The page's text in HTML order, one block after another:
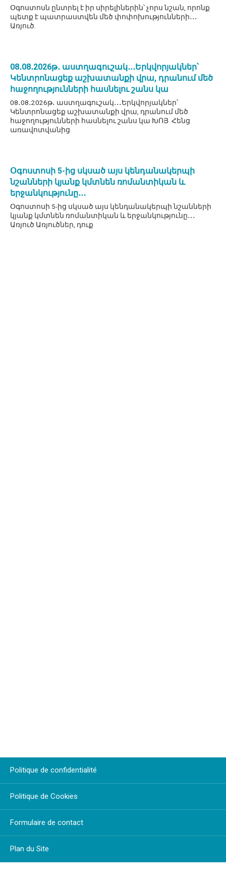
Օգոստոսն ընտրել է իր սիրելիներին՝ չորս նշան, որոնք
պետք է պատրաստվեն մեծ փոփոխությունների․․․
Առյուծ.
08․08․2026թ․ աստղագուշակ․․․Երկվորյակներ՝
Կենտրոնացեք աշխատանքի վրա, դրանում մեծ
հաջողությունների հասնելու շանս կա
08․08․2026թ․ աստղագուշակ․․․Երկվորյակներ՝
Կենտրոնացեք աշխատանքի վրա, դրանում մեծ
հաջողությունների հասնելու շանս կա ԽՈՅ Հենց
առավոտվանից
Օգոստոսի 5-ից սկսած այս կենդանակերպի
նշանների կյանք կմտնեն ռոմանտիկան և
երջանկությունը․․․
Օգոստոսի 5-ից սկսած այս կենդանակերպի նշանների
կյանք կմտնեն ռոմանտիկան և երջանկությունը․․․
Առյուծ Առյուծներ, դուք
Politique de confidentialité
Politique de Cookies
Formulaire de contact
Plan du Site